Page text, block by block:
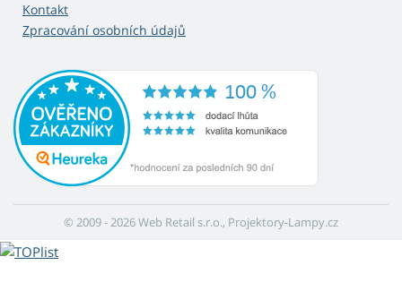
Kontakt
Zpracování osobních údajů
© 2009 - 2026 Web Retail s.r.o., Projektory-Lampy.cz